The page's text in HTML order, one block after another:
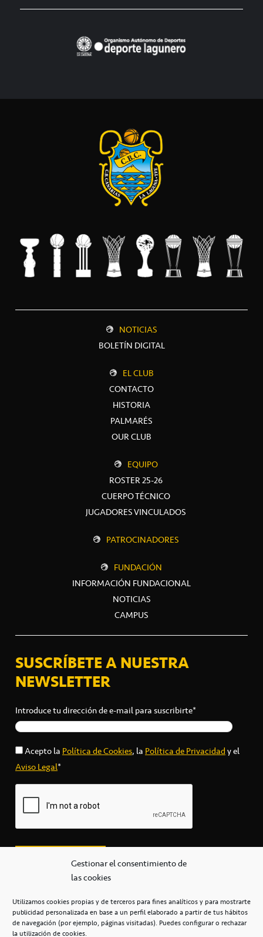
Gestionar el consentimiento de
las cookies
Utilizamos cookies propias y de terceros para fines analíticos y para mostrarte
publicidad personalizada en base a un perfil elaborado a partir de tus hábitos
de navegación (por ejemplo, páginas visitadas). Puedes configurar o rechazar
la utilización de cookies.
NOTICIAS
BOLETÍN DIGITAL
EL CLUB
CONTACTO
HISTORIA
PALMARÉS
OUR CLUB
EQUIPO
ROSTER 25-26
CUERPO TÉCNICO
JUGADORES VINCULADOS
PATROCINADORES
FUNDACIÓN
INFORMACIÓN FUNDACIONAL
NOTICIAS
CAMPUS
SUSCRÍBETE A NUESTRA
NEWSLETTER
Introduce tu dirección de e-mail para suscribirte*
Acepto laPolítica de Cookies, laPolítica de Privacidady el
Aviso Legal*
secretaria@cbcanarias.es
+34 922 253 684